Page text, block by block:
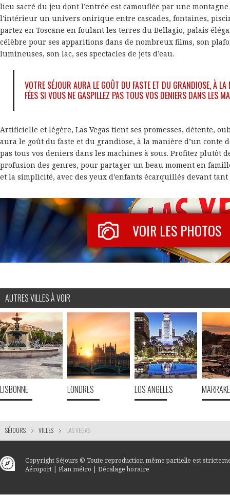
lieu sacré du jeu dont l’entrée est camouflée par une
l'intérieur un univers onirique entre cascades, fontaines,
partez en Toscane en foulant les terres du Bellagio, palais
célèbre pour ses apparitions dans de nombreux films, son
lumineuses, son lac, ses spectacles de jets d’eau.
VOTRE SÉJOUR AURA LE GOÛT DU FASTE ET DU GRANDIOSE, À LA
FÉES SI VOUS NE GASPILLEZ PAS TOUS VOS DENIERS DANS LES
Artificielle et légère, Las Vegas tient ses promesses, détente,
aura le goût du faste et du grandiose, à la manière d’un conte
pas tous vos deniers dans les machines à sous. Profitez plutôt
profusion des genres, pour partager un beau moment en
et la simplicité, avec des yeux d’enfants écarquillés devant
VOIR LES PHOTOS
AUTRES VILLES À VOIR
LISBONNE LONDRES LOS ANGELES
SÉJOURS VILLES LAS VEGAS
CopyrightSéjours © Toute reproduction même partielle est
Aéroport | Plan métro | Décalage horaire